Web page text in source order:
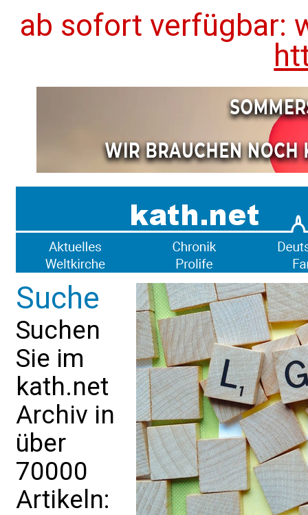
ab sofort verfügbar:
Suche
Suchen
Sie im
kath.net
Archiv in
über
70000
Artikeln: